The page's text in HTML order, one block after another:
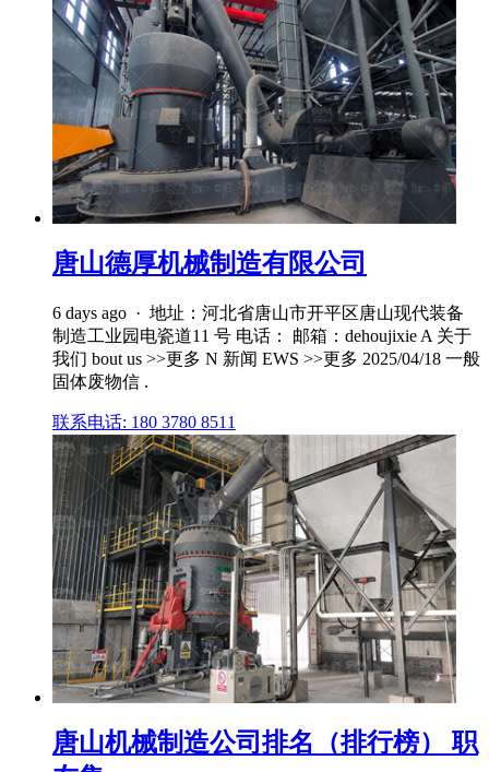
唐山德厚机械制造有限公司
6 days ago · 地址：河北省唐山市开平区唐山现代装备
制造工业园电瓷道11 号 电话： 邮箱：dehoujixie A 关于
我们 bout us >>更多 N 新闻 EWS >>更多 2025/04/18 一般
固体废物信 .
联系电话: 180 3780 8511
唐山机械制造公司排名（排行榜） 职